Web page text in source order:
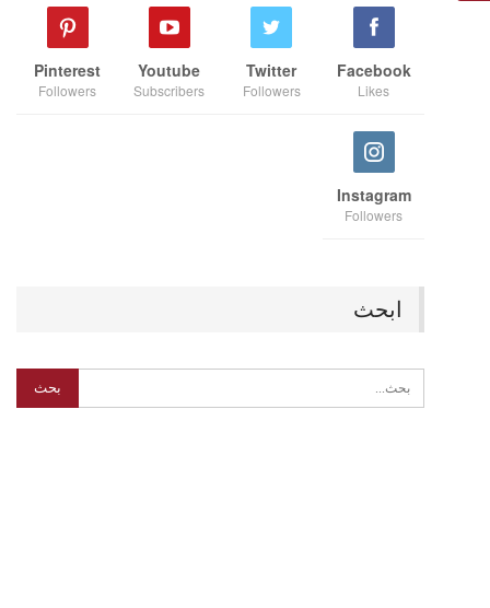
Facebook
Likes
Twitter
Followers
Youtube
Subscribers
Pinterest
Followers
Instagram
Followers
ابحث